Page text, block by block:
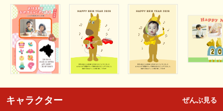
キャラクター ぜんぶ見る